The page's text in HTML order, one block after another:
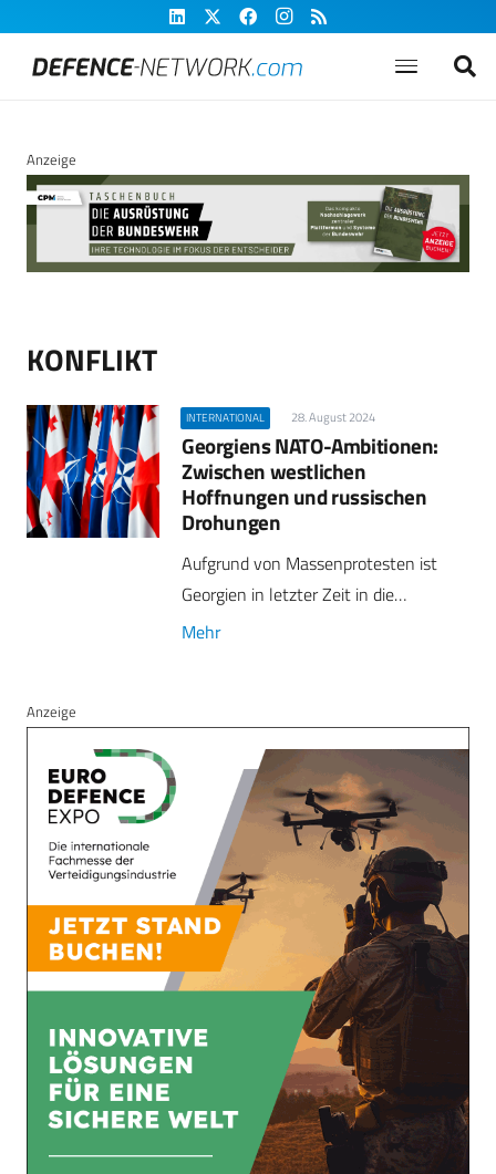
Anzeige
KONFLIKT
INTERNATIONAL 28. August 2024
Georgiens NATO-Ambitionen:
Zwischen westlichen
Hoffnungen und russischen
Drohungen
Aufgrund von Massenprotesten ist
Georgien in letzter Zeit in die…
Mehr
Anzeige